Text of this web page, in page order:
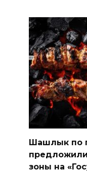
Шашлык по
зоны на